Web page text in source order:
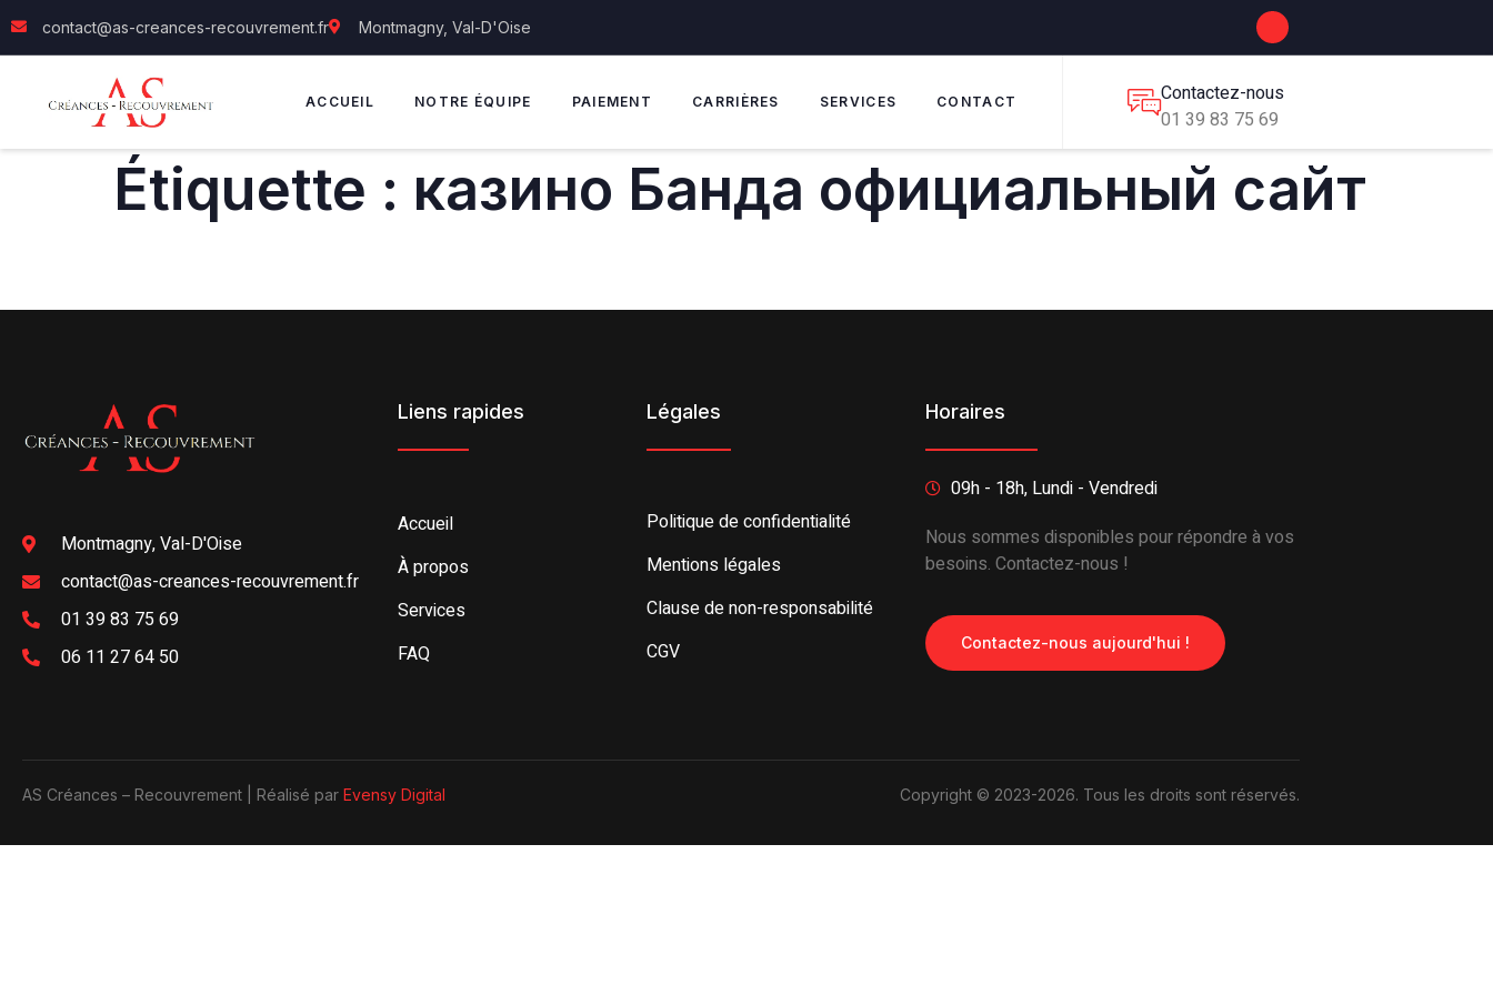
contact@as-creances-recouvrement.fr Montmagny, Val-D'Oise
ACCUEIL NOTRE ÉQUIPE PAIEMENT CARRIÈRES SERVICES CONTACT
Contactez-nous
01 39 83 75 69
Étiquette : казино Банда официальный сайт
Montmagny, Val-D'Oise
contact@as-creances-recouvrement.fr
01 39 83 75 69
06 11 27 64 50
Liens rapides
Accueil
À propos
Services
FAQ
Légales
Politique de confidentialité
Mentions légales
Clause de non-responsabilité
CGV
Horaires
09h - 18h, Lundi - Vendredi
Nous sommes disponibles pour répondre à vos
besoins. Contactez-nous !
Contactez-nous aujourd'hui !
AS Créances – Recouvrement | Réalisé par Evensy Digital Copyright © 2023-2026. Tous les droits sont réservés.